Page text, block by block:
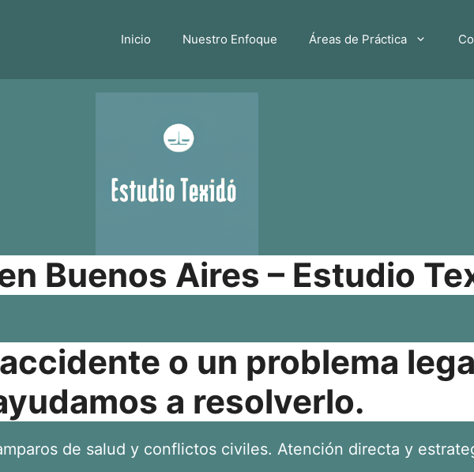
Inicio Nuestro Enfoque Áreas de Práctica
Buenos Aires – Estudio
o un problema
a resolverlo.
de salud y conflictos civiles. Atención directa y